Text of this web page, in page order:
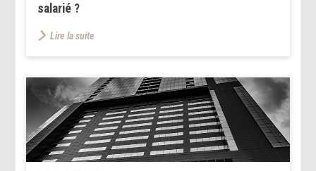
salarié ?
Lire la suite